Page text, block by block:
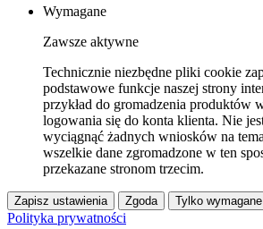
Wymagane
Zawsze aktywne
Technicznie niezbędne pliki cookie
podstawowe funkcje naszej strony
przykład do gromadzenia produktów
logowania się do konta klienta. Nie
wyciągnąć żadnych wniosków na
wszelkie dane zgromadzone w ten
przekazane stronom trzecim.
Zapisz ustawienia Zgoda Tylko wymagane
Polityka prywatności